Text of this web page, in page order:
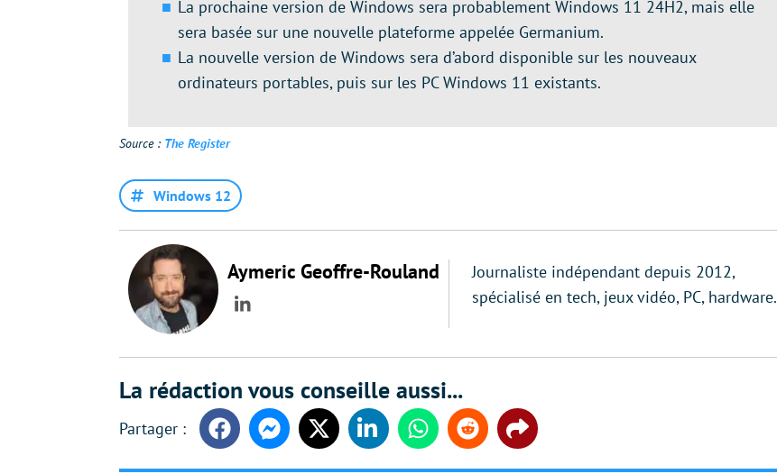
La prochaine version de Windows sera probablement Windows 11 24H2, mais elle
sera basée sur une nouvelle plateforme appelée Germanium.
La nouvelle version de Windows sera d’abord disponible sur les nouveaux
ordinateurs portables, puis sur les PC Windows 11 existants.
Source : The Register
Windows 12
Aymeric Geoffre-Rouland
LinkedIn
Journaliste indépendant depuis 2012,
spécialisé en tech, jeux vidéo, PC, hardware.
La rédaction vous conseille aussi...
FacebookMessengerTwitter LinkedinWhatsappReddit Share